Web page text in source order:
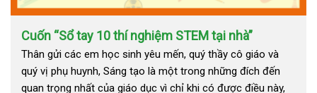
Cuốn “Sổ tay 10 thí nghiệm STEM tại nhà”
Thân gửi các em học sinh yêu mến, quý thầy cô giáo và
quý vị phụ huynh, Sáng tạo là một trong những đích đến
quan trọng nhất của giáo dục vì chỉ khi có được điều này,